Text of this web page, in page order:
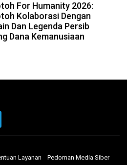
For Humanity 2026:
Kolaborasi Dengan
Dan Legenda Persib
Dana Kemanusiaan
Layanan
Pedoman Media Siber